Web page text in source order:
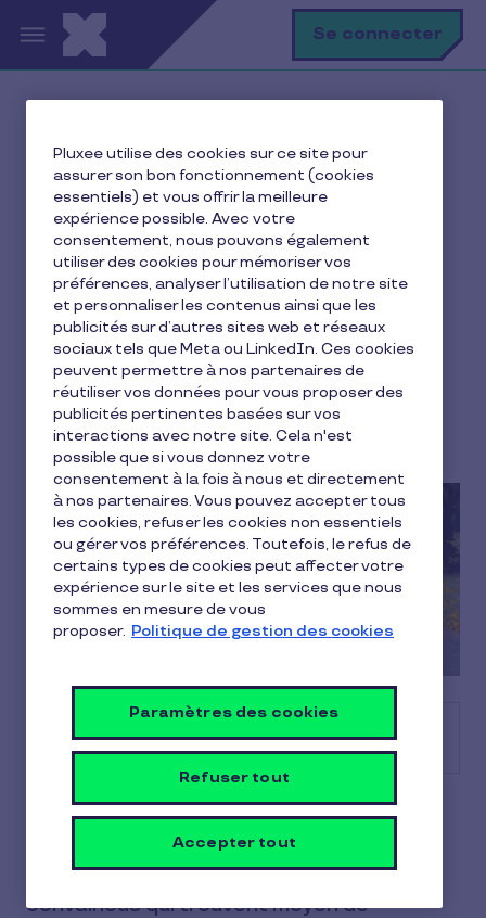
Aller au contenu principal Se connecter
Je me restaure
Nos conseils pour bouger quand on est pas (très)
sportif !
Nos conseils pour bouger
quand on est pas (très)
sportif !
3 min de lecture 30 août 2022
Sommaire
Quand il s’agit du sport, en vacances ou
pas, nous pouvons résumer l’humanité en
trois types de personnes. Les sportifs
convaincus qui trouvent moyen de
Pluxee utilise des cookies sur ce site pour
assurer son bon fonctionnement (cookies
essentiels) et vous offrir la meilleure
expérience possible. Avec votre
consentement, nous pouvons également
utiliser des cookies pour mémoriser vos
préférences, analyser l’utilisation de notre site
et personnaliser les contenus ainsi que les
publicités sur d’autres sites web et réseaux
sociaux tels que Meta ou LinkedIn. Ces cookies
peuvent permettre à nos partenaires de
réutiliser vos données pour vous proposer des
publicités pertinentes basées sur vos
interactions avec notre site. Cela n'est
possible que si vous donnez votre
consentement à la fois à nous et directement
à nos partenaires. Vous pouvez accepter tous
les cookies, refuser les cookies non essentiels
ou gérer vos préférences. Toutefois, le refus de
certains types de cookies peut affecter votre
expérience sur le site et les services que nous
sommes en mesure de vous
proposer. Politique de gestion des cookies
Paramètres des cookies
Refuser tout
Accepter tout